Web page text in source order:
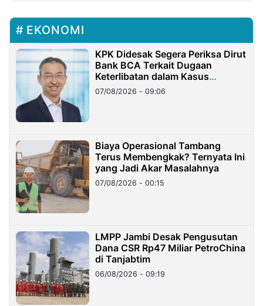
EKONOMI
KPK Didesak Segera Periksa Dirut
Bank BCA Terkait Dugaan
Keterlibatan dalam Kasus
Hilangnya Dana Nasabah Rp2,58
Miliar
07/08/2026 - 09:06
Biaya Operasional Tambang
Terus Membengkak? Ternyata Ini
yang Jadi Akar Masalahnya
07/08/2026 - 00:15
LMPP Jambi Desak Pengusutan
Dana CSR Rp47 Miliar PetroChina
di Tanjabtim
06/08/2026 - 09:19